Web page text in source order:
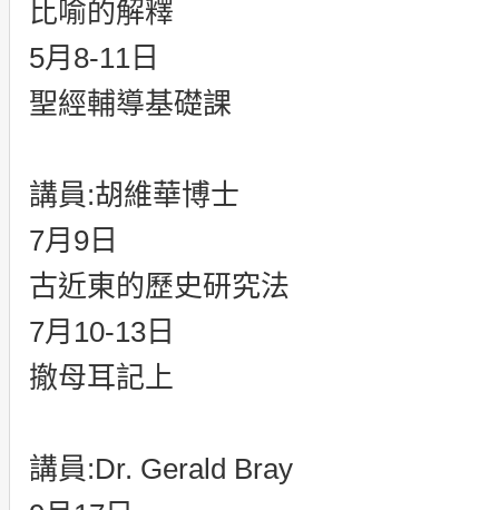
比喻的解釋
5月8-11日
聖經輔導基礎課
講員:胡維華博士
7月9日
古近東的歷史研究法
7月10-13日
撤母耳記上
講員:Dr. Gerald Bray